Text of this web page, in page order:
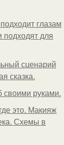
глазам
подходят для
сценарий
сказка.
своими руками.
это. Макияж
Схемы в